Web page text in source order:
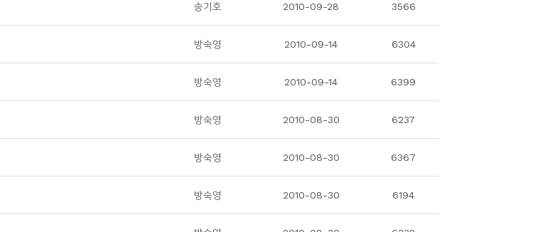
송기호 2010-09-28 3566
방숙영 2010-09-14 6304
방숙영 2010-09-14 6399
방숙영 2010-08-30 6237
방숙영 2010-08-30 6367
방숙영 2010-08-30 6194